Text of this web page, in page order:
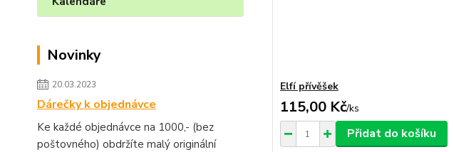
Novinky
20.03.2023
Dárečky k objednávce
Ke každé objednávce na 1000,- (bez
poštovného) obdržíte malý originální
Elfí přívěšek
115,00 Kč/ks
Přidat do košíku